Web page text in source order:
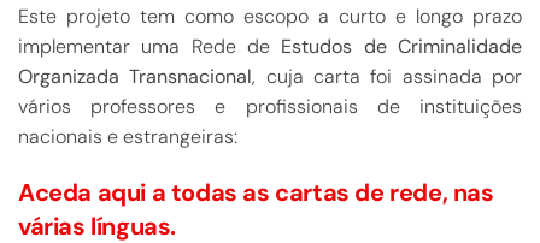
Este projeto tem como escopo a curto e longo prazo
implementar uma Rede de Estudos de Criminalidade
Organizada Transnacional, cuja carta foi assinada por
vários professores e profissionais de instituições
nacionais e estrangeiras:
Aceda aqui a todas as cartas de rede, nas
várias línguas.